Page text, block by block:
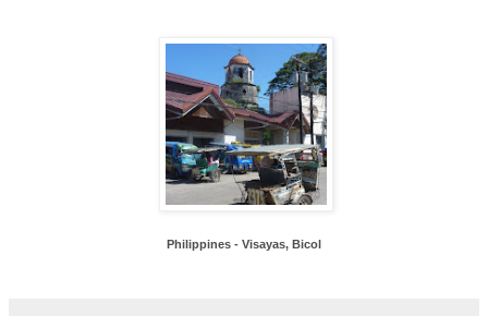
Philippines - Visayas, Bicol